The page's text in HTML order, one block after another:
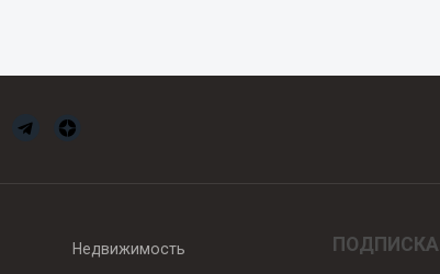
Недвижимость ПОДПИСКА